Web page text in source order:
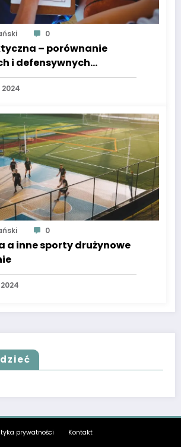
0
– porównanie
i defensywnych
0
a inne sporty drużynowe
prywatności Kontakt